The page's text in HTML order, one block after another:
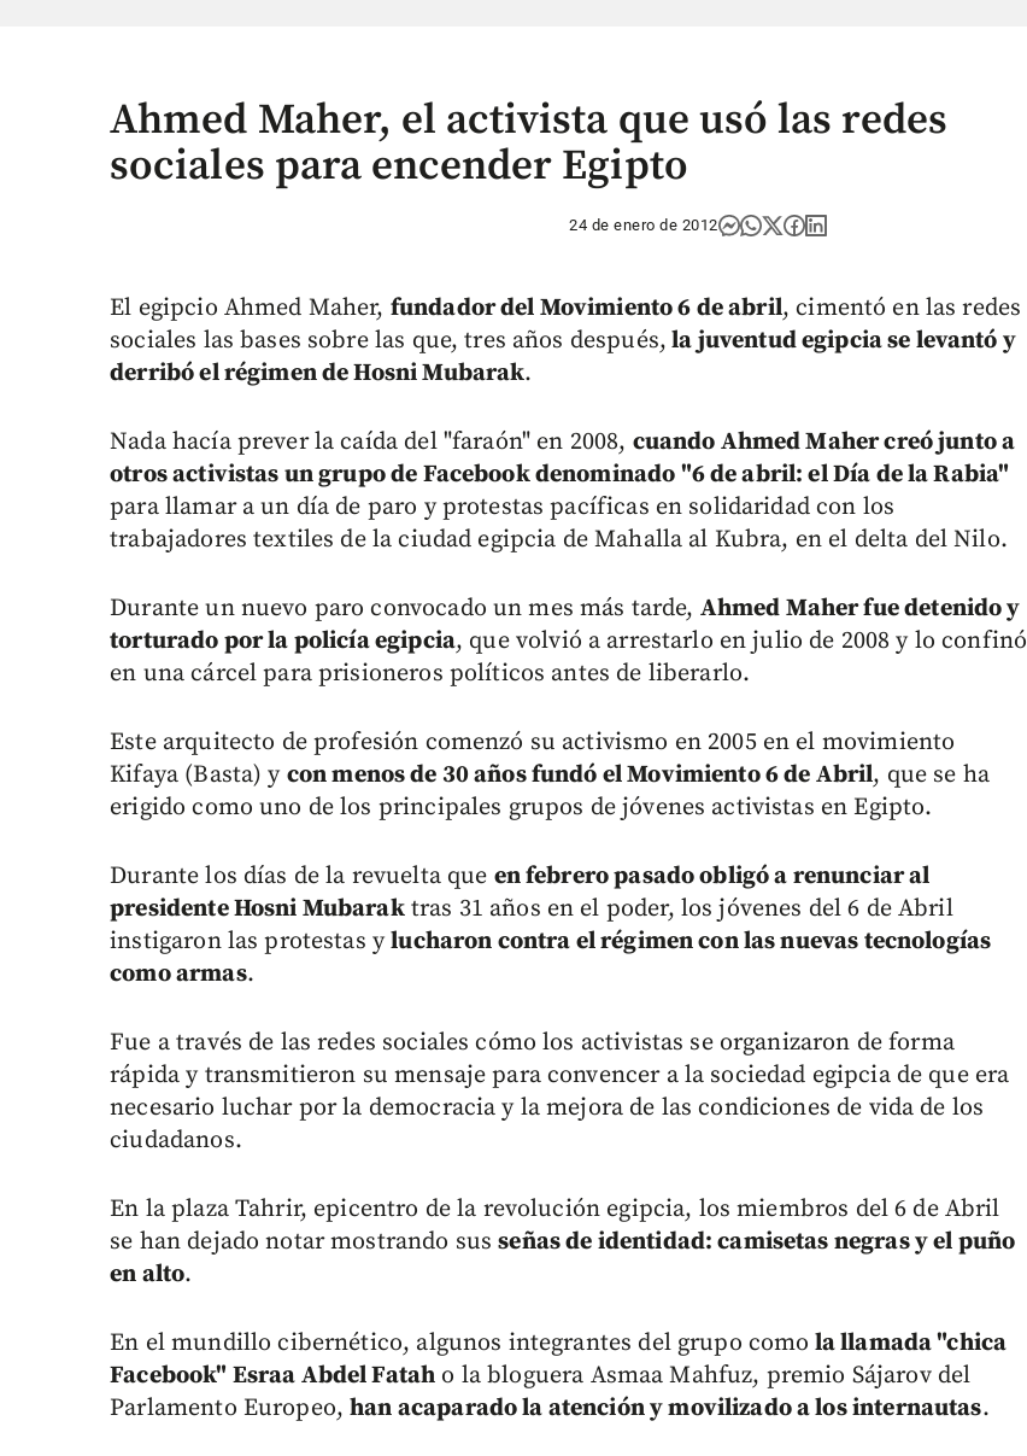
Ahmed Maher, el activista que usó las redes
sociales para encender Egipto
24 de enero de 2012
El egipcio Ahmed Maher, fundador del Movimiento 6 de abril, cimentó en las redes
sociales las bases sobre las que, tres años después, la juventud egipcia se levantó y
derribó el régimen de Hosni Mubarak.
Nada hacía prever la caída del "faraón" en 2008, cuando Ahmed Maher creó junto a
otros activistas un grupo de Facebook denominado "6 de abril: el Día de la Rabia"
para llamar a un día de paro y protestas pacíficas en solidaridad con los
trabajadores textiles de la ciudad egipcia de Mahalla al Kubra, en el delta del Nilo.
Durante un nuevo paro convocado un mes más tarde, Ahmed Maher fue detenido y
torturado por la policía egipcia, que volvió a arrestarlo en julio de 2008 y lo confinó
en una cárcel para prisioneros políticos antes de liberarlo.
Este arquitecto de profesión comenzó su activismo en 2005 en el movimiento
Kifaya (Basta) y con menos de 30 años fundó el Movimiento 6 de Abril, que se ha
erigido como uno de los principales grupos de jóvenes activistas en Egipto.
Durante los días de la revuelta que en febrero pasado obligó a renunciar al
presidente Hosni Mubaraktras 31 años en el poder, los jóvenes del 6 de Abril
instigaron las protestas ylucharon contra el régimen con las nuevas tecnologías
como armas.
Fue a través de las redes sociales cómo los activistas se organizaron de forma
rápida y transmitieron su mensaje para convencer a la sociedad egipcia de que era
necesario luchar por la democracia y la mejora de las condiciones de vida de los
ciudadanos.
En la plaza Tahrir, epicentro de la revolución egipcia, los miembros del 6 de Abril
se han dejado notar mostrando susseñas de identidad: camisetas negras y el puño
en alto.
En el mundillo cibernético, algunos integrantes del grupo como la llamada "chica
Facebook" Esraa Abdel Fatah o la bloguera Asmaa Mahfuz, premio Sájarov del
Parlamento Europeo,han acaparado la atención y movilizado a los internautas.